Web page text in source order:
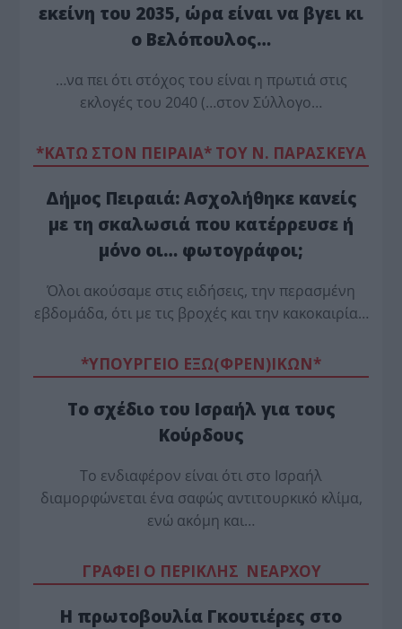
εκείνη του 2035, ώρα είναι να βγει κι
ο Βελόπουλος…
…να πει ότι στόχος του είναι η πρωτιά στις
εκλογές του 2040 (…στον Σύλλογο…
*ΚΑΤΩ ΣΤΟΝ ΠΕΙΡΑΙΑ* ΤΟΥ Ν. ΠΑΡΑΣΚΕΥΑ
Δήμος Πειραιά: Ασχολήθηκε κανείς
με τη σκαλωσιά που κατέρρευσε ή
μόνο οι… φωτογράφοι;
Όλοι ακούσαμε στις ειδήσεις, την περασμένη
εβδομάδα, ότι με τις βροχές και την κακοκαιρία…
*ΥΠΟΥΡΓΕΙΟ ΕΞΩ(ΦΡΕΝ)ΙΚΩΝ*
Το σχέδιο του Ισραήλ για τους
Κούρδους
Το ενδιαφέρον είναι ότι στο Ισραήλ
διαμορφώνεται ένα σαφώς αντιτουρκικό κλίμα,
ενώ ακόμη και…
ΓΡΑΦΕΙ Ο ΠΕΡΙΚΛΗΣ ΝΕΑΡΧΟΥ
Η πρωτοβουλία Γκουτιέρες στο